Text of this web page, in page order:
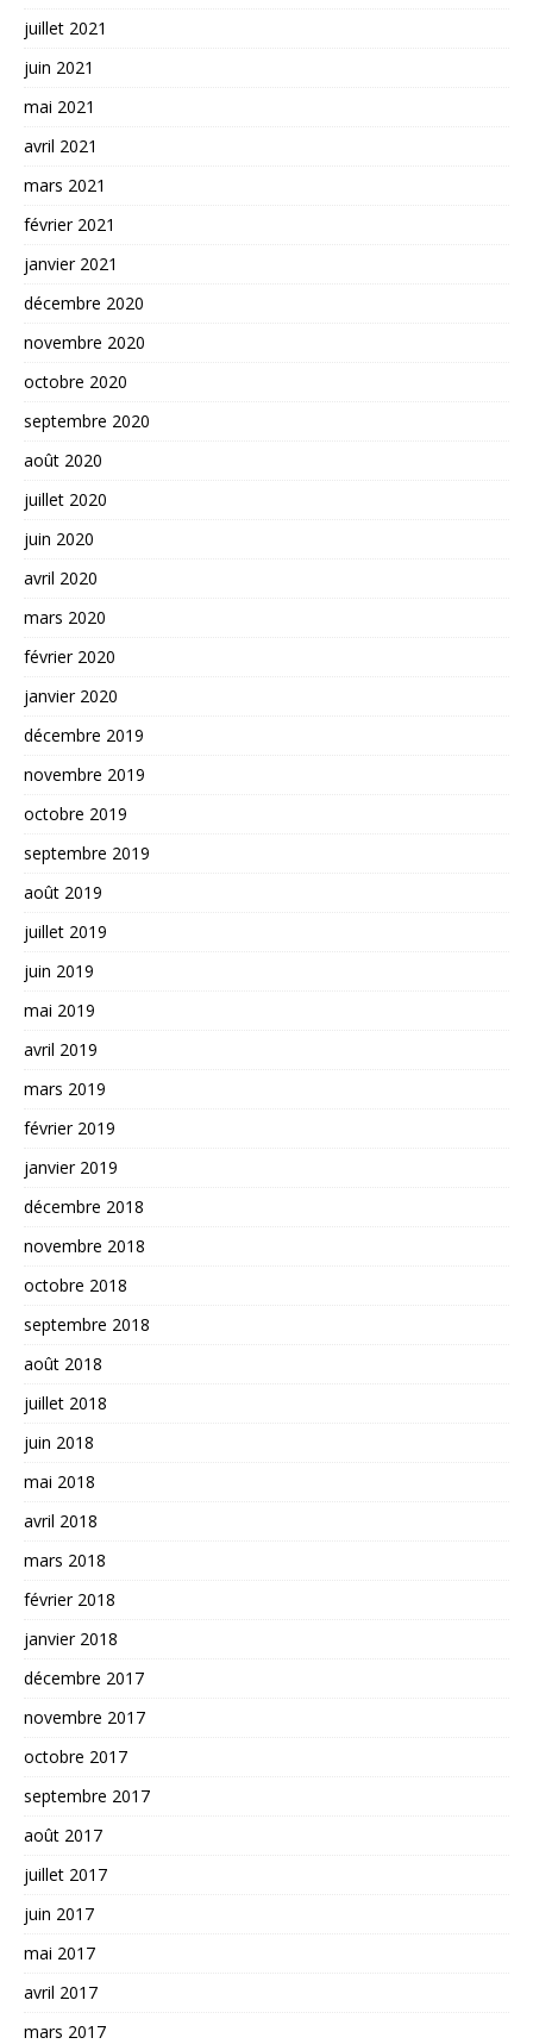
juillet 2021
juin 2021
mai 2021
avril 2021
mars 2021
février 2021
janvier 2021
décembre 2020
novembre 2020
octobre 2020
septembre 2020
août 2020
juillet 2020
juin 2020
avril 2020
mars 2020
février 2020
janvier 2020
décembre 2019
novembre 2019
octobre 2019
septembre 2019
août 2019
juillet 2019
juin 2019
mai 2019
avril 2019
mars 2019
février 2019
janvier 2019
décembre 2018
novembre 2018
octobre 2018
septembre 2018
août 2018
juillet 2018
juin 2018
mai 2018
avril 2018
mars 2018
février 2018
janvier 2018
décembre 2017
novembre 2017
octobre 2017
septembre 2017
août 2017
juillet 2017
juin 2017
mai 2017
avril 2017
mars 2017